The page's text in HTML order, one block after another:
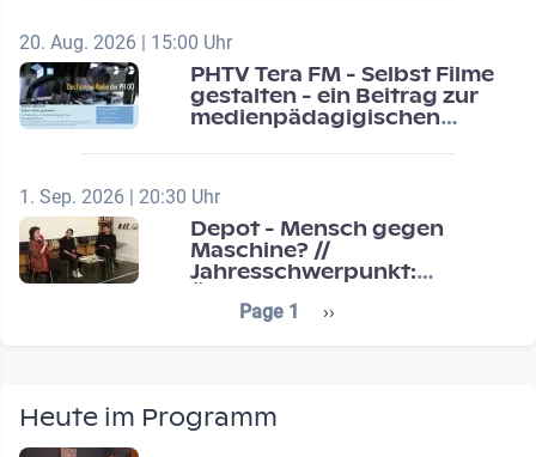
20. Aug. 2026 | 15:00 Uhr
PHTV Tera FM - Selbst Filme
gestalten - ein Beitrag zur
medienpädagigischen
1. Sep. 2026 | 20:30 Uhr
Depot - Mensch gegen
Maschine? //
Jahresschwerpunkt:
Seitennummerierung
Page 1 Next page
››
Heute im Programm